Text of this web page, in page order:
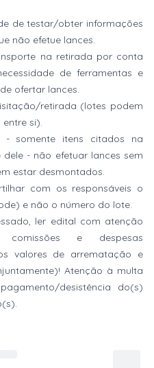
de testar/obter informações
não efetue lances.
na retirada por conta
de ferramentas e
ofertar lances.
retirada (lotes podem
si).
- somente itens citados na
- não efetuar lances sem
estar desmontados.
com os responsáveis o
e não o número do lote.
ler edital com atenção
e despesas
valores de arrematação e
Atenção à multa
desistência do(s)